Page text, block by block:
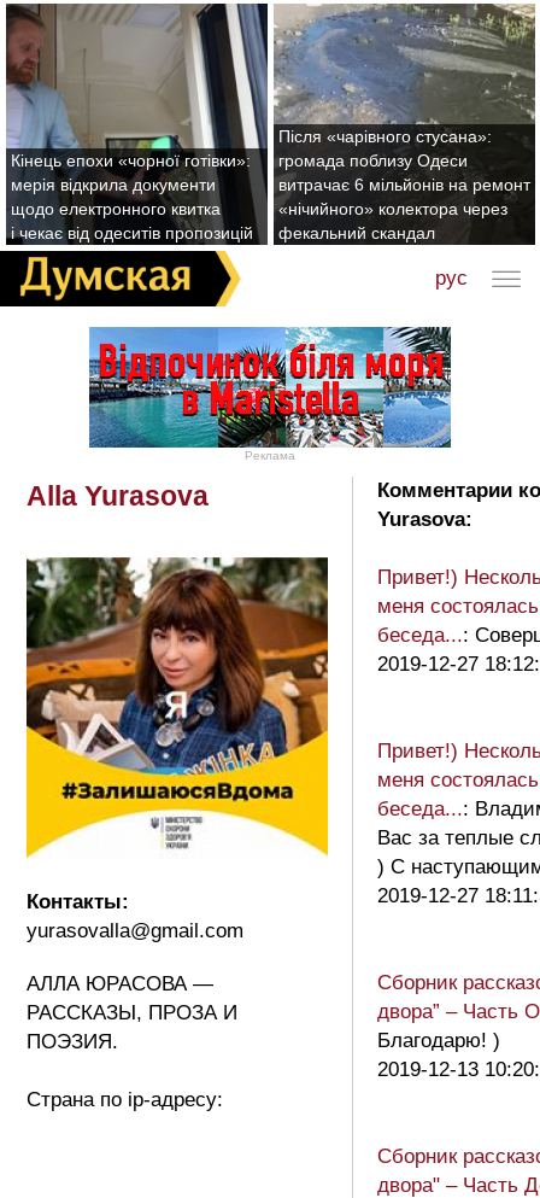
Кінець епохи «чорної готівки»:
мерія відкрила документи
щодо електронного квитка
і чекає від одеситів пропозицій
Після «чарівного стусана»:
громада поблизу Одеси
витрачає 6 мільйонів на ремонт
«нічийного» колектора через
фекальний скандал
рус
Реклама
Alla Yurasova
Контакты:
yurasovalla@gmail.com
АЛЛА ЮРАСОВА —
РАССКАЗЫ, ПРОЗА И
ПОЭЗИЯ.
Страна по ip-адресу:
Комментарии
Yurasova:
Привет!)
меня
беседа...:
2019-12-27
Привет!)
меня
беседа...:
Вас за теплые
) С
2019-12-27
Сборник
двора” – Часть
Благодарю! )
2019-12-13
Сборник
двора" – Часть